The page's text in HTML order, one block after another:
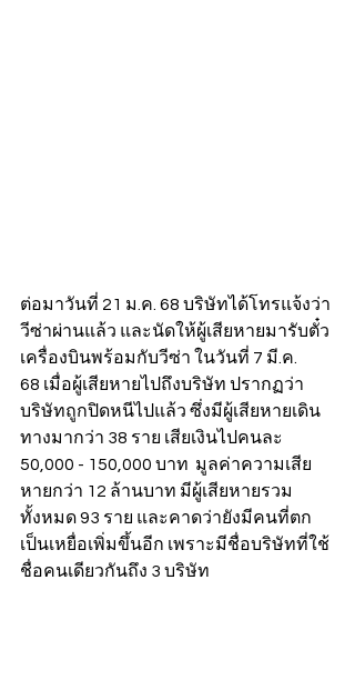
ต่อมาวันที่ 21 ม.ค. 68 บริษัทได้โทรแจ้งว่า
วีซ่าผ่านแล้ว และนัดให้ผู้เสียหายมารับตั๋ว
เครื่องบินพร้อมกับวีซ่า ในวันที่ 7 มี.ค.
68 เมื่อผู้เสียหายไปถึงบริษัท ปรากฏว่า
บริษัทถูกปิดหนีไปแล้ว ซึ่งมีผู้เสียหายเดิน
ทางมากว่า 38 ราย เสียเงินไปคนละ
50,000 - 150,000 บาท  มูลค่าความเสีย
หายกว่า 12 ล้านบาท มีผู้เสียหายรวม
ทั้งหมด 93 ราย และคาดว่ายังมีคนที่ตก
เป็นเหยื่อเพิ่มขึ้นอีก เพราะมีชื่อบริษัทที่ใช้
ชื่อคนเดียวกันถึง 3 บริษัท